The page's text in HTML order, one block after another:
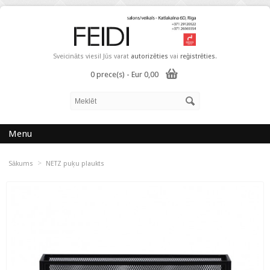
Sveicināts viesi! Jūs varat autorizēties vai reģistrēties.
0 prece(s) - Eur 0,00
Menu
Sākums > NETZ puķu plaukts